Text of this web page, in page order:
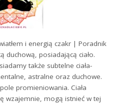
i energią czakr | Poradnik
duchową, posiadającą ciało.
także subtelne ciała-
astralne oraz duchowe.
promieniowania. Ciała
wzajemnie, mogą istnieć w tej